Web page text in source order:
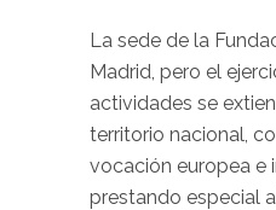
La sede de la
Madrid, pero el
actividades se
territorio nacional,
vocación europea e
prestando especial